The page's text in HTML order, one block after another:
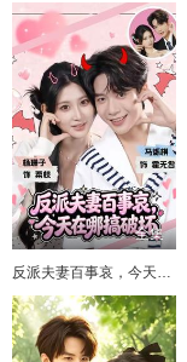
全集
反派夫妻百事哀，今天在哪搞破坏